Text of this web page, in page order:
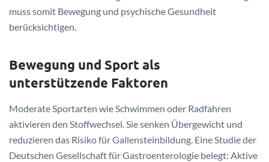
muss somit Bewegung und psychische Gesundheit
berücksichtigen.
Bewegung und Sport als
unterstützende Faktoren
Moderate Sportarten wie Schwimmen oder Radfahren
aktivieren den Stoffwechsel. Sie senken Übergewicht und
reduzieren das Risiko für Gallensteinbildung. Eine Studie der
Deutschen Gesellschaft für Gastroenterologie belegt: Aktive